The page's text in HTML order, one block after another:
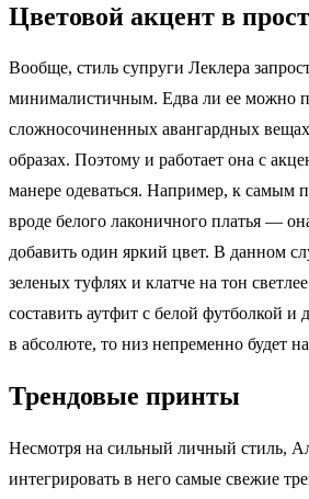
Цветовой акцент в
Вообще, стиль супруги Леклера
минималистичным. Едва ли ее можно
сложносочиненных авангардных
образах. Поэтому и работает она с
манере одеваться. Например, к самым
вроде белого лаконичного платья —
добавить один яркий цвет. В данном
зеленых туфлях и клатче на тон
составить аутфит с белой футболкой
в абсолюте, то низ непременно будет
Трендовые принты
Несмотря на сильный личный стиль,
интегрировать в него самые свежие